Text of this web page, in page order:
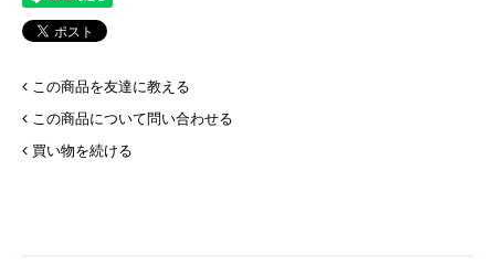
この商品を友達に教える
この商品について問い合わせる
買い物を続ける